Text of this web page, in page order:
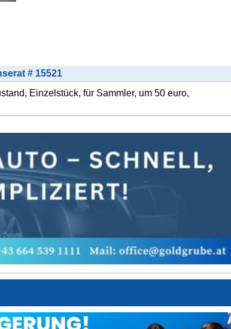
# 15521
Einzelstück, für Sammler, um 50 euro,